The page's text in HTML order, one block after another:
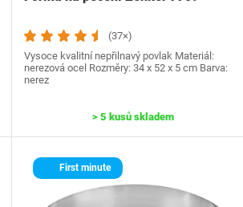
(37×)
Vysoce kvalitní nepřilnavý povlak Materiál:
nerezová ocel Rozměry: 34 x 52 x 5 cm Barva:
nerez
> 5 kusů skladem
First minute